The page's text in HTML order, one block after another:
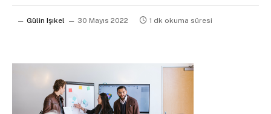
Gülin Işıkel 30 Mayıs 2022 1 dk okuma süresi